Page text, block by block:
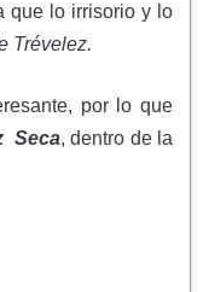
que lo irrisorio y lo
Trévelez.
por lo que
Seca, dentro de la